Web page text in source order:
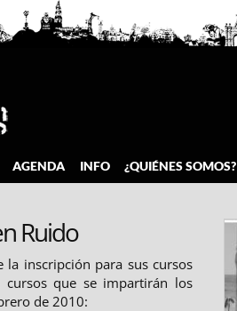
AGENDA INFO ¿QUIÉNES SOMOS?
Ruido
la inscripción para sus cursos
que se impartirán los
de 2010: